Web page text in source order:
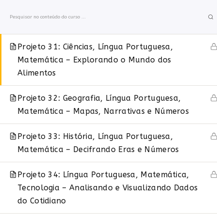
para
MAKERZINE O QUE É O
Início
Música
Projeto 31: Ciências, Língua Portuguesa,
Matemática – Explorando o Mundo dos
Alimentos
Projeto 32: Geografia, Língua Portuguesa,
Matemática – Mapas, Narrativas e Números
Projeto 33: História, Língua Portuguesa,
Matemática – Decifrando Eras e Números
Projeto 34: Língua Portuguesa, Matemática,
Tecnologia – Analisando e Visualizando Dados
do Cotidiano